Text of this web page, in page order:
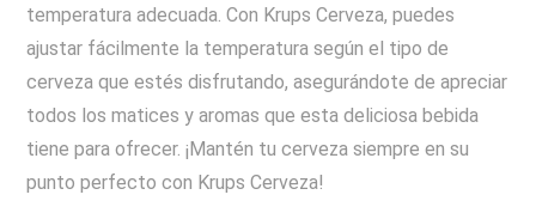
temperatura adecuada. Con Krups Cerveza, puedes
ajustar fácilmente la temperatura según el tipo de
cerveza que estés disfrutando, asegurándote de apreciar
todos los matices y aromas que esta deliciosa bebida
tiene para ofrecer. ¡Mantén tu cerveza siempre en su
punto perfecto con Krups Cerveza!